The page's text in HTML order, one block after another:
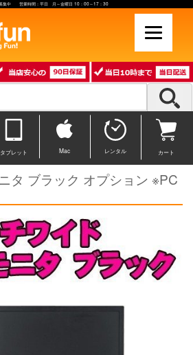
募集中 営業時間：平日 月～金曜日 10：00～17：30
タブレット Mac レンタル カート
タ ブラック オプション ※PC